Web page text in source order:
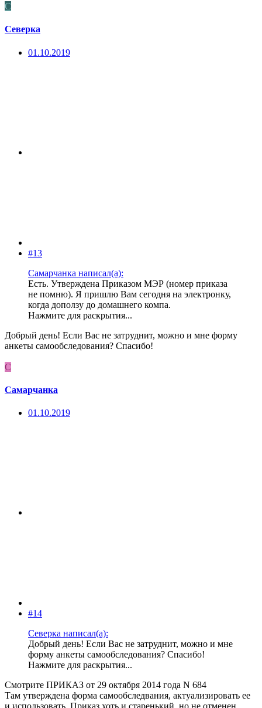
С
Северка
01.10.2019
#13
Самарчанка написал(а):
Есть. Утверждена Приказом МЭР (номер приказа
не помню). Я пришлю Вам сегодня на электронку,
когда доползу до домашнего компа.
Нажмите для раскрытия...
Добрый день! Если Вас не затруднит, можно и мне форму
анкеты самообследования? Спасибо!
С
Самарчанка
01.10.2019
#14
Северка написал(а):
Добрый день! Если Вас не затруднит, можно и мне
форму анкеты самообследования? Спасибо!
Нажмите для раскрытия...
Смотрите ПРИКАЗ от 29 октября 2014 года N 684
Там утверждена форма самообследвания, актуализировать ее
и использовать. Приказ хоть и старенький, но не отменен...